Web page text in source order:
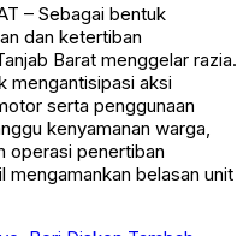
– Sebagai bentuk
dan ketertiban
Barat menggelar razia.
mengantisipasi aksi
serta penggunaan
kenyamanan warga,
operasi penertiban
belasan unit